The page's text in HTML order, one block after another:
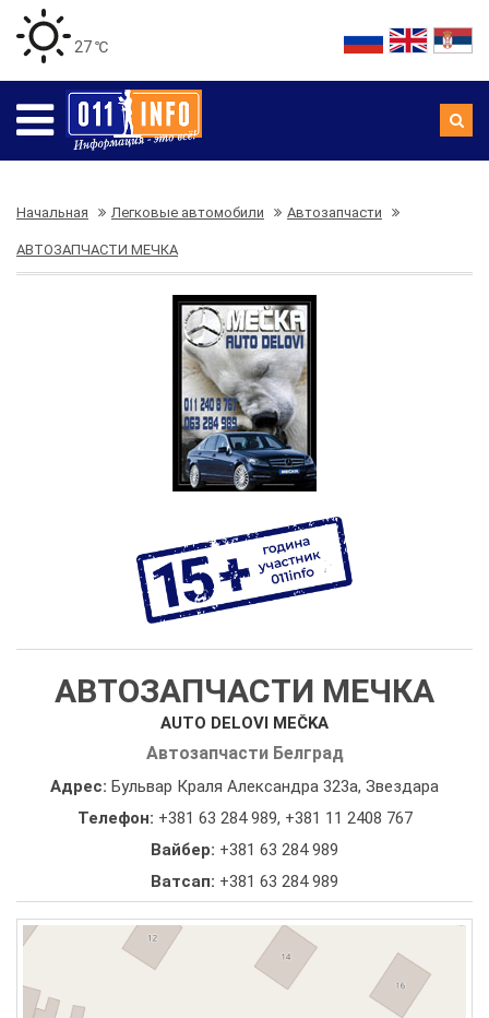
27 ℃
Начальная Легковые автомобили Автозапчасти
АВТОЗАПЧАСТИ МЕЧКА
АВТОЗАПЧАСТИ МЕЧКА
AUTO DELOVI MEČKA
Автозапчасти Белград
Адрес: Бульвар Краля Александра 323а, Звездара
Телефон: +381 63 284 989, +381 11 2408 767
Вайбер: +381 63 284 989
Ватсап: +381 63 284 989